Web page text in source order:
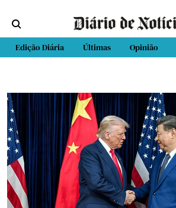
Edição Diária Últimas Opinião